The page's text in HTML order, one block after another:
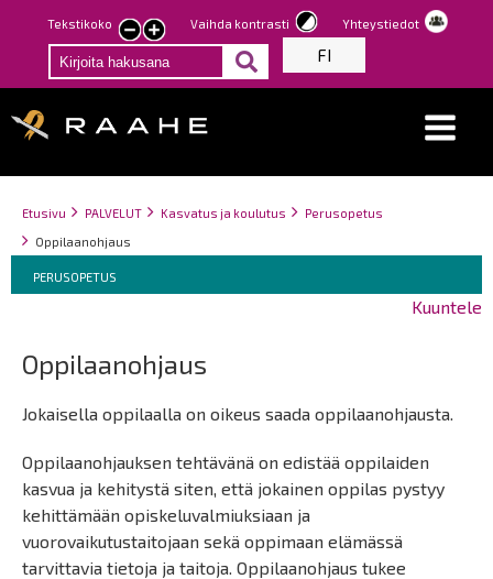
Hyppää
pääsisältöön
Tekstikoko
Pienennä
tekstin
kokoa
Suurenna
tekstin
kokoa
Vaihda kontrasti Yhteystiedot
FI
Breadcrumbs
You
are
Etusivu PALVELUT Kasvatus ja koulutus
Perusopetus
Oppilaanohjaus
Breadcrumbs
You
are
PERUSOPETUS
Kuuntele
Oppilaanohjaus
Jokaisella oppilaalla on oikeus saada oppilaanohjausta.
Oppilaanohjauksen tehtävänä on edistää oppilaiden
kasvua ja kehitystä siten, että jokainen oppilas pystyy
kehittämään opiskeluvalmiuksiaan ja
vuorovaikutustaitojaan sekä oppimaan elämässä
tarvittavia tietoja ja taitoja. Oppilaanohjaus tukee